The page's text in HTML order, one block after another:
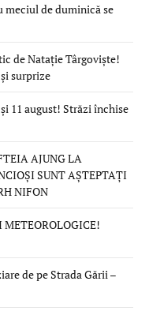
de duminică se
de Natație Târgoviște!
surprize
11 august! Străzi închise
AJUNG LA
SUNT AȘTEPTAȚI
NIFON
de pe Strada Gării –